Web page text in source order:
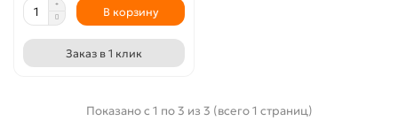
В корзину
Заказ в 1 клик
Показано с 1 по 3 из 3 (всего 1 страниц)